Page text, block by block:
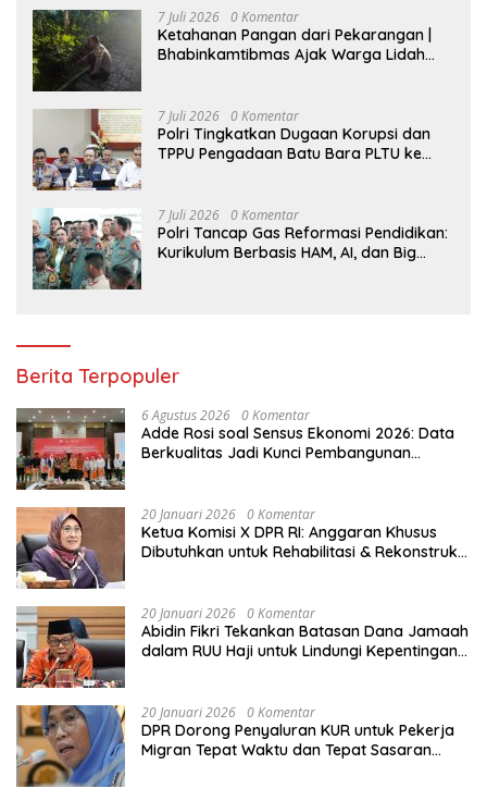
7 Juli 2026 0 Komentar
Ketahanan Pangan dari Pekarangan |
Bhabinkamtibmas Ajak Warga Lidah
7 Juli 2026 0 Komentar
Polri Tingkatkan Dugaan Korupsi dan
TPPU Pengadaan Batu Bara PLTU ke
7 Juli 2026 0 Komentar
Polri Tancap Gas Reformasi Pendidikan:
Kurikulum Berbasis HAM, AI, dan Big
Berita Terpopuler
6 Agustus 2026 0 Komentar
Adde Rosi soal Sensus Ekonomi 2026: Data
Berkualitas Jadi Kunci Pembangunan
20 Januari 2026 0 Komentar
Ketua Komisi X DPR RI: Anggaran Khusus
Dibutuhkan untuk Rehabilitasi & Rekonstruksi
20 Januari 2026 0 Komentar
Abidin Fikri Tekankan Batasan Dana Jamaah
dalam RUU Haji untuk Lindungi Kepentingan
20 Januari 2026 0 Komentar
DPR Dorong Penyaluran KUR untuk Pekerja
Migran Tepat Waktu dan Tepat Sasaran